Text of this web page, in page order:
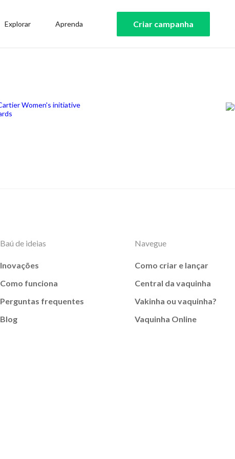
Explorar Aprenda Criar campanha
Baú de ideias
Inovações
Como funciona
Perguntas frequentes
Blog
Navegue
Como criar e lançar
Central da vaquinha
Vakinha ou vaquinha?
Vaquinha Online